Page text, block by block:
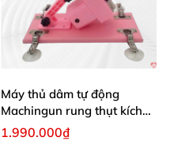
Máy thủ dâm tự động
Machingun rung thụt kích
thích âm đạo cực phê
1.990.000₫